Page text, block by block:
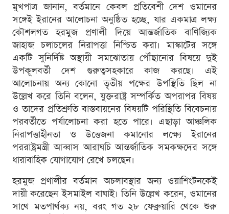
মুখপাত্র জানান, বর্তমানে কেবল প্রতিবেশী দেশ ওমানের
সঙ্গেই ইরানের আলোচনা অনুষ্ঠিত হচ্ছে, যার একমাত্র লক্ষ্য
কৌশলগত হরমুজ প্রণালী দিয়ে আন্তর্জাতিক বাণিজ্যিক
জাহাজ চলাচলের নিরাপত্তা নিশ্চিত করা। মাস্কাটের সঙ্গে
একটি সুনির্দিষ্ট অস্থায়ী সমঝোতায় পৌঁছানোর বিষয়ে দুই
উপকূলবর্তী দেশ গুরুত্বসহকারে কাজ করছে। এই
আলোচনায় অন্য কোনো তৃতীয় পক্ষের উপস্থিতি ছিল না
উল্লেখ করে তিনি বলেন, যুক্তরাষ্ট্র সম্পর্কিত অপরাপর বিষয়
ও তাদের প্রতিশ্রুতি বাস্তবায়নের বিষয়টি পরিস্থিতি বিবেচনায়
পরবর্তীতে পর্যালোচনা করা হতে পারে। এছাড়া আঞ্চলিক
নিরাপত্তাহীনতা ও উত্তেজনা কমানোর লক্ষ্যে ইরানের
পররাষ্ট্রমন্ত্রী আব্বাস আরাঘচি আন্তর্জাতিক সমকক্ষদের সঙ্গে
ধারাবাহিক যোগাযোগ রেখে চলছেন।
হরমুজ প্রণালীর বর্তমান অচলাবস্থার জন্য ওয়াশিংটনকেই
দায়ী করেছেন ইসমাইল বাঘাই। তিনি উল্লেখ করেন, ওমানের
সাথে মতপার্থক্য নয়, বরং গত ২৮ ফেব্রুয়ারি থেকে শুরু